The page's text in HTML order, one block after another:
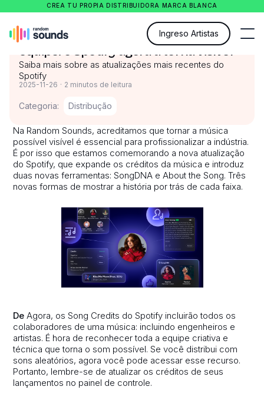
CREA TU PROPIA DISTRIBUIDORA MARCA BLANCA
Ingreso Artistas
Por trás de cada música, há uma
equipe: o Spotify agora a torna visível
Saiba mais sobre as atualizações mais recentes do
Spotify
2025-11-26 · 2 minutos de leitura
Categoria: Distribução
Na Random Sounds, acreditamos que tornar a música
possível visível é essencial para profissionalizar a indústria.
É por isso que estamos comemorando a nova atualização
do Spotify, que expande os créditos da música e introduz
duas novas ferramentas: SongDNA e About the Song. Três
novas formas de mostrar a história por trás de cada faixa.
De Agora, os Song Credits do Spotify incluirão todos os
colaboradores de uma música: incluindo engenheiros e
artistas. É hora de reconhecer toda a equipe criativa e
técnica que torna o som possível. Se você distribui com
sons aleatórios, agora você pode acessar esse recurso.
Portanto, lembre-se de atualizar os créditos de seus
lançamentos no painel de controle.